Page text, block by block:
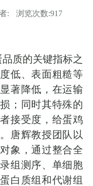
: 浏览次数:917
质的关键指标之
低、表面粗糙等
著降低，在运输
；同时其特殊的
接受度，给蛋鸡
唐辉教授团队 以
象，通过整合全
组测序、单细胞
白质组和代谢组